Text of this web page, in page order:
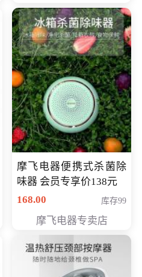
摩飞电器便携式杀菌除
味器 会员专享价138元
168.00
库存99
摩飞电器专卖店